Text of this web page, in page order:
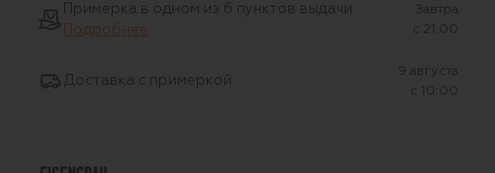
Примерка в одном из 6 пунктов выдачи
Подробнее
Завтра
c 21:00
Доставка с примеркой
9 августа
c 10:00